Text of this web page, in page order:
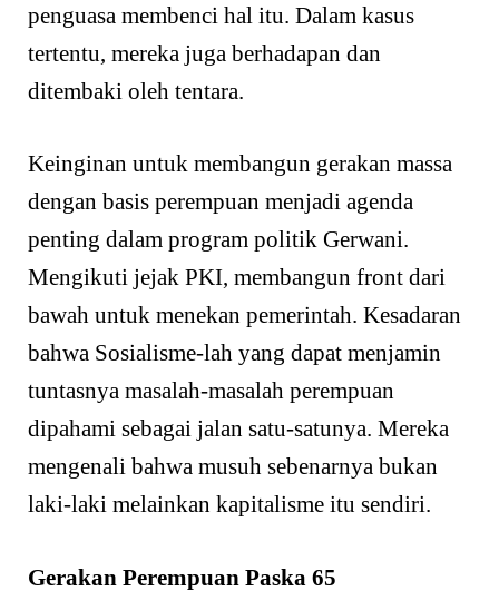
penguasa membenci hal itu. Dalam kasus
tertentu, mereka juga berhadapan dan
ditembaki oleh tentara.
Keinginan untuk membangun gerakan massa
dengan basis perempuan menjadi agenda
penting dalam program politik Gerwani.
Mengikuti jejak PKI, membangun front dari
bawah untuk menekan pemerintah. Kesadaran
bahwa Sosialisme-lah yang dapat menjamin
tuntasnya masalah-masalah perempuan
dipahami sebagai jalan satu-satunya. Mereka
mengenali bahwa musuh sebenarnya bukan
laki-laki melainkan kapitalisme itu sendiri.
Gerakan Perempuan Paska 65